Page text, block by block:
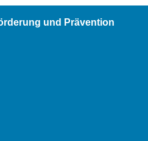
und Prävention